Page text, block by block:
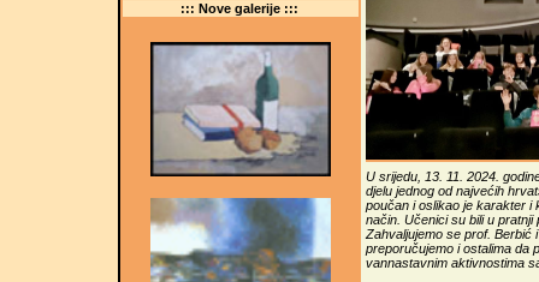
::: Nove galerije :::
U srijedu, 13. 11. 2024.
djelu jednog od najvećih
poučan i oslikao je karakter i
način. Učenici su bili u
Zahvaljujemo se prof. Berbić
preporučujemo i ostalima da
vannastavnim aktivnostima